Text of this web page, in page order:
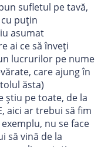
sufletul pe tavă,
puțin
asumat
ai ce să înveți
lucrurilor pe nume
care ajung în
ăsta)
știu pe toate, de la
aici ar trebui să fim
nu se face
să vină de la